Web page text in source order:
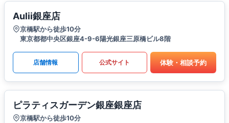
Aulii銀座店
京橋駅から徒歩10分
東京都都中央区銀座4-9-6陽光銀座三原橋ビル8階
店舗情報 公式サイト 体験・相談予約
ピラティスガーデン銀座銀座店
京橋駅から徒歩10分